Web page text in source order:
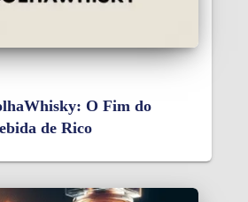
O Fim do
de Rico